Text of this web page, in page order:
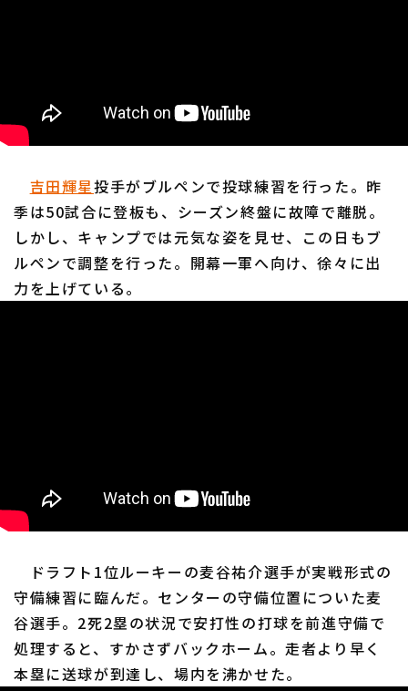
吉田輝星投手がブルペンで投球練習を行った。昨
季は50試合に登板も、シーズン終盤に故障で離脱。
しかし、キャンプでは元気な姿を見せ、この日もブ
ルペンで調整を行った。開幕一軍へ向け、徐々に出
力を上げている。
ドラフト1位ルーキーの麦谷祐介選手が実戦形式の
守備練習に臨んだ。センターの守備位置についた麦
谷選手。2死2塁の状況で安打性の打球を前進守備で
処理すると、すかさずバックホーム。走者より早く
本塁に送球が到達し、場内を沸かせた。